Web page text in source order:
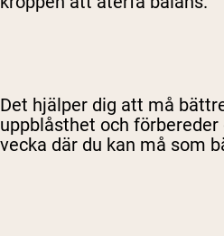
Det hjälper dig att må
uppblåsthet och
vecka där du kan må som